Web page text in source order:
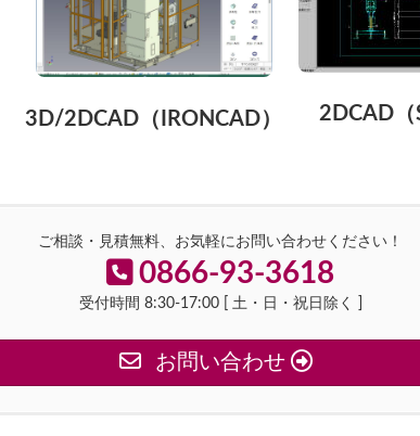
3D/2DCAD（IRONCAD） 2DCAD（
ご相談・見積無料、お気軽にお問い合わせください！
0866-93-3618
受付時間 8:30-17:00 [ 土・日・祝日除く ]
お問い合わせ